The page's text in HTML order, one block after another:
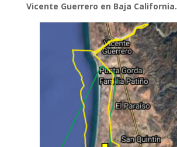
Vicente Guerrero en Baja California.